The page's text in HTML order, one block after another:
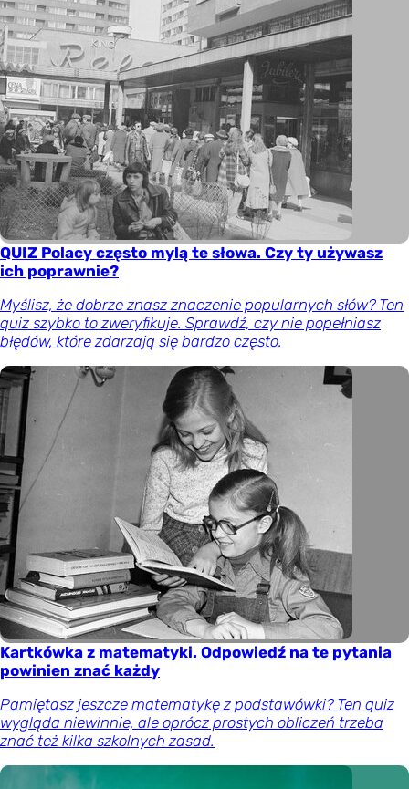
QUIZ Polacy często mylą te słowa. Czy ty używasz
ich poprawnie?
Myślisz, że dobrze znasz znaczenie popularnych słów? Ten
quiz szybko to zweryfikuje. Sprawdź, czy nie popełniasz
błędów, które zdarzają się bardzo często.
Kartkówka z matematyki. Odpowiedź na te pytania
powinien znać każdy
Pamiętasz jeszcze matematykę z podstawówki? Ten quiz
wygląda niewinnie, ale oprócz prostych obliczeń trzeba
znać też kilka szkolnych zasad.